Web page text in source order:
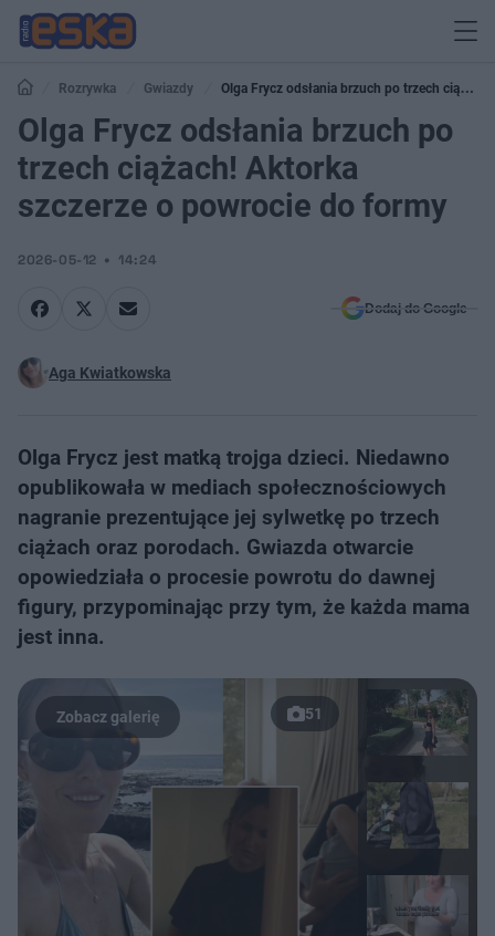
Rozrywka Gwiazdy
Olga Frycz odsłania brzuch po trzech ciążach!
Aktorka szczerze o powrocie do formy
Olga Frycz odsłania brzuch po
trzech ciążach! Aktorka
szczerze o powrocie do formy
2026-05-12 14:24
Dodaj do Google
Aga Kwiatkowska
Olga Frycz jest matką trojga dzieci. Niedawno
opublikowała w mediach społecznościowych
nagranie prezentujące jej sylwetkę po trzech
ciążach oraz porodach. Gwiazda otwarcie
opowiedziała o procesie powrotu do dawnej
figury, przypominając przy tym, że każda mama
jest inna.
51